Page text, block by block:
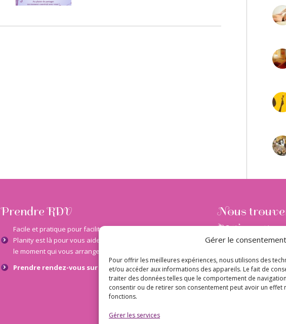
Gérer le
Pour offrir les meilleures expériences, nous utilisons des
et/ou accéder aux informations des appareils. Le fait de
traiter des données telles que le comportement de
consentir ou de retirer son consentement peut avoir un effet
fonctions.
Gérer les services
Prendre RDV
Facile et pratique pour faciliter la prise de rendez-vous
Planity est là pour vous aider à choisir votre prestation et
le moment qui vous arrange le plus.
Prendre rendez-vous sur Planity
Nous
28, rue François
09110 Ax-les-Thermes
France